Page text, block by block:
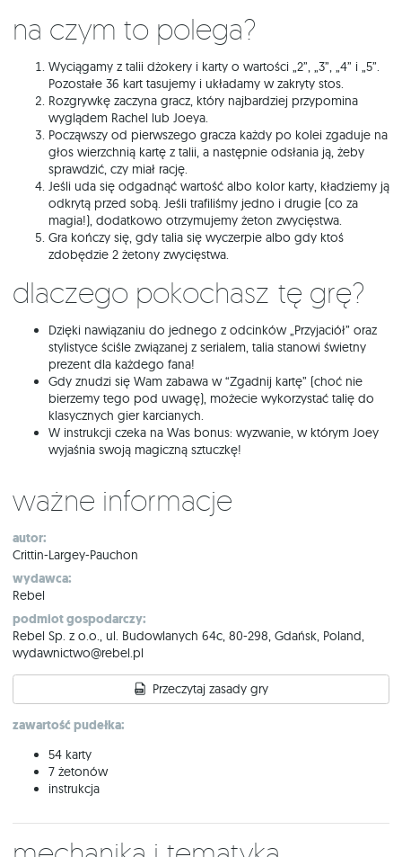
Na czym to polega?
Wyciągamy z talii dżokery i karty o wartości „2”, „3”, „4” i „5”.
Pozostałe 36 kart tasujemy i układamy w zakryty stos.
Rozgrywkę zaczyna gracz, który najbardziej przypomina
wyglądem Rachel lub Joeya.
Począwszy od pierwszego gracza każdy po kolei zgaduje na
głos wierzchnią kartę z talii, a następnie odsłania ją, żeby
sprawdzić, czy miał rację.
Jeśli uda się odgadnąć wartość albo kolor karty, kładziemy ją
odkrytą przed sobą. Jeśli trafiliśmy jedno i drugie (co za
magia!), dodatkowo otrzymujemy żeton zwycięstwa.
Gra kończy się, gdy talia się wyczerpie albo gdy ktoś
zdobędzie 2 żetony zwycięstwa.
Dlaczego pokochasz tę grę?
Dzięki nawiązaniu do jednego z odcinków „Przyjaciół” oraz
stylistyce ściśle związanej z serialem, talia stanowi świetny
prezent dla każdego fana!
Gdy znudzi się Wam zabawa w “Zgadnij kartę” (choć nie
bierzemy tego pod uwagę), możecie wykorzystać talię do
klasycznych gier karcianych.
W instrukcji czeka na Was bonus: wyzwanie, w którym Joey
wyjaśnia swoją magiczną sztuczkę!
Ważne informacje
autor:
Crittin-Largey-Pauchon
wydawca:
Rebel
podmiot gospodarczy:
Rebel Sp. z o.o., ul. Budowlanych 64c, 80-298, Gdańsk, Poland,
wydawnictwo@rebel.pl
Przeczytaj zasady gry
zawartość pudełka:
54 karty
7 żetonów
instrukcja